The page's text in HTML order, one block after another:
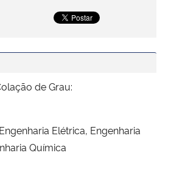
de Grau:
Elétrica, Engenharia
Química